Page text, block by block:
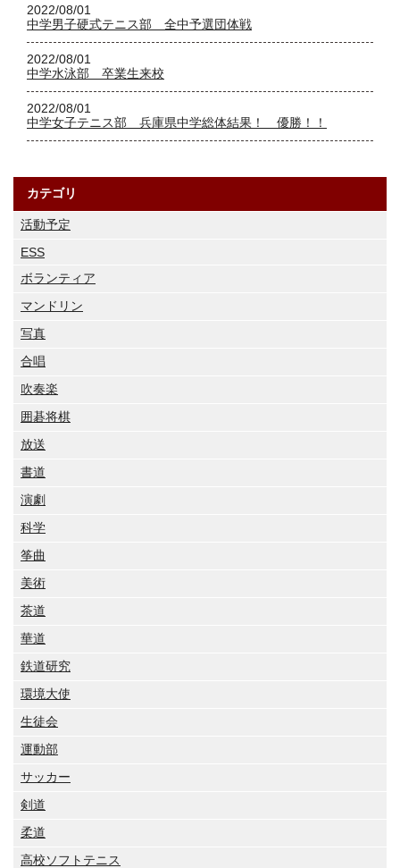
2022/08/01
中学男子硬式テニス部 全中予選団体戦
2022/08/01
中学水泳部 卒業生来校
2022/08/01
中学女子テニス部 兵庫県中学総体結果！ 優勝！！
カテゴリ
活動予定
ESS
ボランティア
マンドリン
写真
合唱
吹奏楽
囲碁将棋
放送
書道
演劇
科学
筝曲
美術
茶道
華道
鉄道研究
環境大使
生徒会
運動部
サッカー
剣道
柔道
高校ソフトテニス